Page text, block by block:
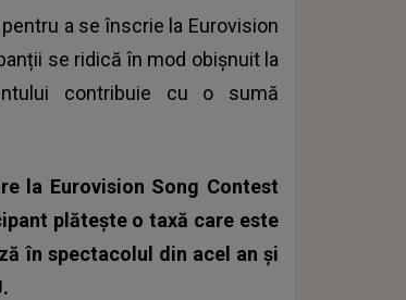
a se înscrie la Eurovision
se ridică în mod obișnuit la
contribuie cu o sumă
la Eurovision Song Contest
plătește o taxă care este
în spectacolul din acel an și